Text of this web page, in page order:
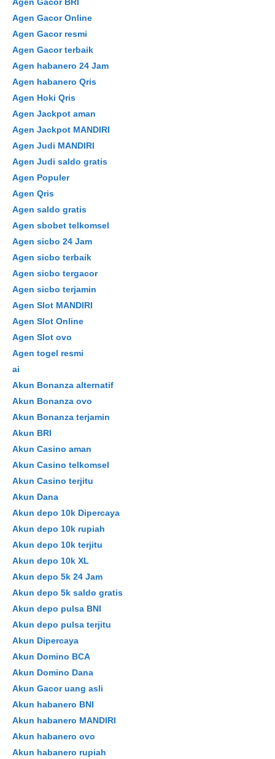
Agen Gacor BRI
Agen Gacor Online
Agen Gacor resmi
Agen Gacor terbaik
Agen habanero 24 Jam
Agen habanero Qris
Agen Hoki Qris
Agen Jackpot aman
Agen Jackpot MANDIRI
Agen Judi MANDIRI
Agen Judi saldo gratis
Agen Populer
Agen Qris
Agen saldo gratis
Agen sbobet telkomsel
Agen sicbo 24 Jam
Agen sicbo terbaik
Agen sicbo tergacor
Agen sicbo terjamin
Agen Slot MANDIRI
Agen Slot Online
Agen Slot ovo
Agen togel resmi
ai
Akun Bonanza alternatif
Akun Bonanza ovo
Akun Bonanza terjamin
Akun BRI
Akun Casino aman
Akun Casino telkomsel
Akun Casino terjitu
Akun Dana
Akun depo 10k Dipercaya
Akun depo 10k rupiah
Akun depo 10k terjitu
Akun depo 10k XL
Akun depo 5k 24 Jam
Akun depo 5k saldo gratis
Akun depo pulsa BNI
Akun depo pulsa terjitu
Akun Dipercaya
Akun Domino BCA
Akun Domino Dana
Akun Gacor uang asli
Akun habanero BNI
Akun habanero MANDIRI
Akun habanero ovo
Akun habanero rupiah